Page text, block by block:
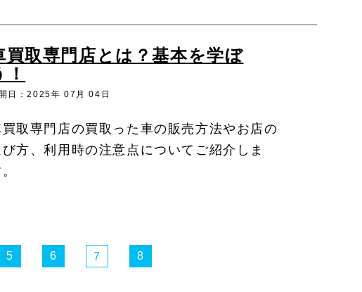
買取専門店とは？基本を学ぼ
！
日：2025年 07月 04日
買取専門店の買取った車の販売方法やお店の
方、利用時の注意点についてご紹介しま
5 6 7 8